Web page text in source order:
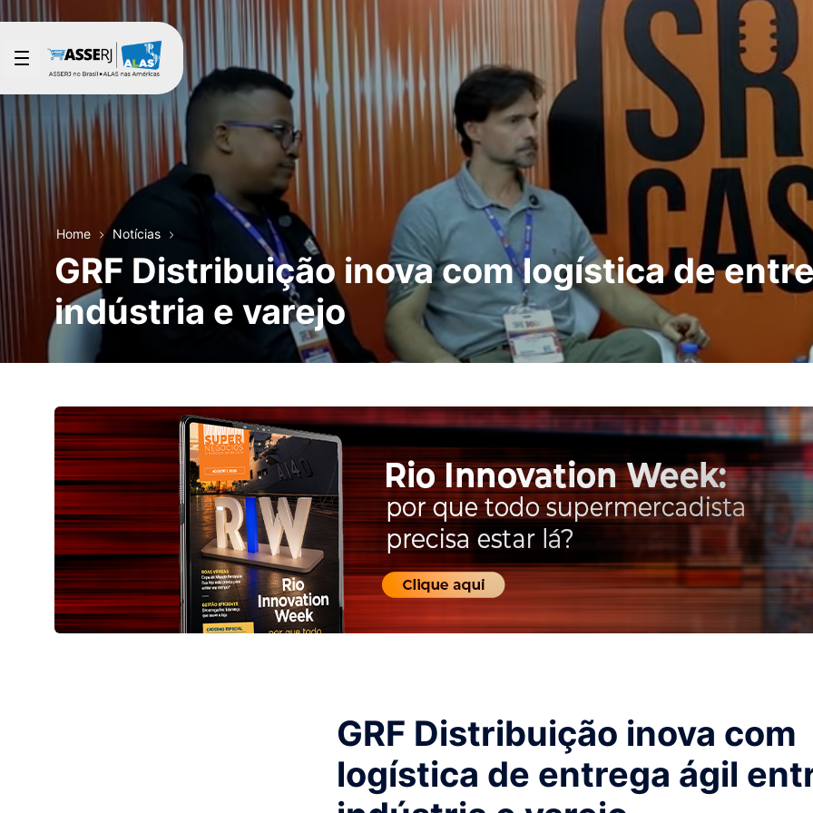
Pular para o Conteúdo principal
Home Notícias
GRF Distribuição inova com logística de
indústria e varejo
GRF Distribuição inova com
logística de entrega ágil